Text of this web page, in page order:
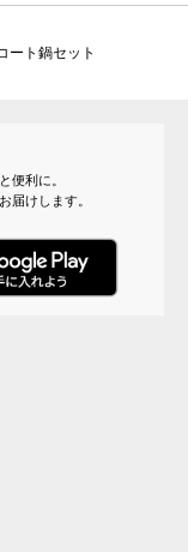
ート鍋セット
便利に。
届けします。